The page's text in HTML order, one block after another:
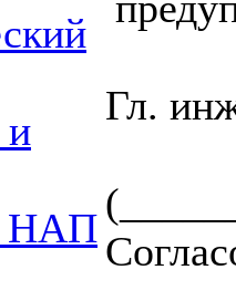
НАП
Гл.